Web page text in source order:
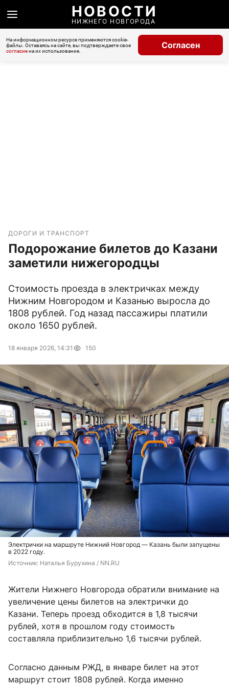
НОВОСТИ
НИЖНЕГО НОВГОРОДА
На информационном ресурсе применяются cookie-
файлы. Оставаясь на сайте, вы подтверждаете свое
согласиена их использование.
Согласен
ДОРОГИ И ТРАНСПОРТ
Подорожание билетов до Казани
заметили нижегородцы
Стоимость проезда в электричках между
Нижним Новгородом и Казанью выросла до
1808 рублей. Год назад пассажиры платили
около 1650 рублей.
18 января 2026, 14:31 150
Электрички на маршруте Нижний Новгород — Казань были запущены
в 2022 году.
Источник: Наталья Бурухина / NN.RU
Жители Нижнего Новгорода обратили внимание на
увеличение цены билетов на электрички до
Казани. Теперь проезд обходится в 1,8 тысячи
рублей, хотя в прошлом году стоимость
составляла приблизительно 1,6 тысячи рублей.
Согласно данным РЖД, в январе билет на этот
маршрут стоит 1808 рублей. Когда именно